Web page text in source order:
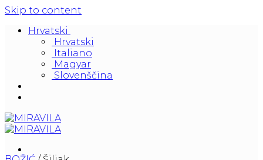
Skip to content
Hrvatski
Hrvatski
Italiano
Magyar
Slovenščina